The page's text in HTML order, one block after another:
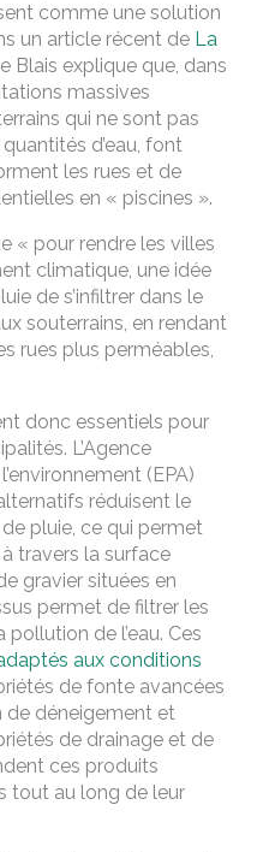
comme une solution
un article récent de La
Blais explique que, dans
massives
qui ne sont pas
d’eau, font
les rues et de
en « piscines ».
« pour rendre les villes
climatique, une idée
de s’infiltrer dans le
souterrains, en rendant
rues plus perméables,
donc essentiels pour
L’Agence
(EPA)
réduisent le
pluie, ce qui permet
travers la surface
gravier situées en
permet de filtrer les
de l’eau. Ces
aux conditions
de fonte avancées
de déneigement et
de drainage et de
ces produits
tout au long de leur